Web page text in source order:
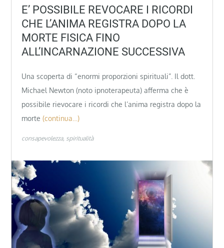
E’ POSSIBILE REVOCARE I RICORDI
CHE L’ANIMA REGISTRA DOPO LA
MORTE FISICA FINO
ALL’INCARNAZIONE SUCCESSIVA
Una scoperta di “enormi proporzioni spirituali”. Il dott.
Michael Newton (noto ipnoterapeuta) afferma che è
possibile rievocare i ricordi che l’anima registra dopo la
morte (continua…)
consapevolezza spiritualità